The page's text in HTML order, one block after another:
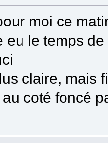
moi ce
eu le temps
claire, mais
coté foncé